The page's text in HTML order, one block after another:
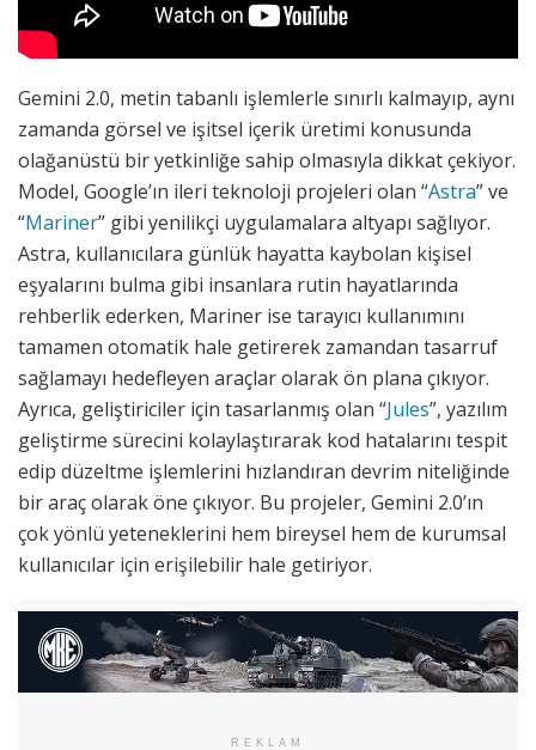
Gemini 2.0, metin tabanlı işlemlerle sınırlı kalmayıp, aynı
zamanda görsel ve işitsel içerik üretimi konusunda
olağanüstü bir yetkinliğe sahip olmasıyla dikkat çekiyor.
Model, Google’ın ileri teknoloji projeleri olan “Astra” ve
“Mariner” gibi yenilikçi uygulamalara altyapı sağlıyor.
Astra, kullanıcılara günlük hayatta kaybolan kişisel
eşyalarını bulma gibi insanlara rutin hayatlarında
rehberlik ederken, Mariner ise tarayıcı kullanımını
tamamen otomatik hale getirerek zamandan tasarruf
sağlamayı hedefleyen araçlar olarak ön plana çıkıyor.
Ayrıca, geliştiriciler için tasarlanmış olan “Jules”, yazılım
geliştirme sürecini kolaylaştırarak kod hatalarını tespit
edip düzeltme işlemlerini hızlandıran devrim niteliğinde
bir araç olarak öne çıkıyor. Bu projeler, Gemini 2.0’ın
çok yönlü yeteneklerini hem bireysel hem de kurumsal
kullanıcılar için erişilebilir hale getiriyor.
REKLAM